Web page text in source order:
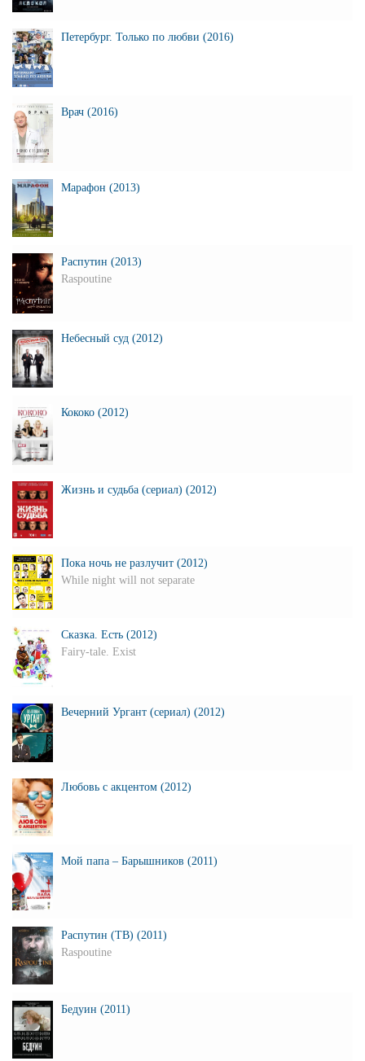
Петербург. Только по любви (2016)
Врач (2016)
Марафон (2013)
Распутин (2013)
Raspoutine
Небесный суд (2012)
Кококо (2012)
Жизнь и судьба (сериал) (2012)
Пока ночь не разлучит (2012)
While night will not separate
Сказка. Есть (2012)
Fairy-tale. Exist
Вечерний Ургант (сериал) (2012)
Любовь с акцентом (2012)
Мой папа – Барышников (2011)
Распутин (ТВ) (2011)
Raspoutine
Бедуин (2011)